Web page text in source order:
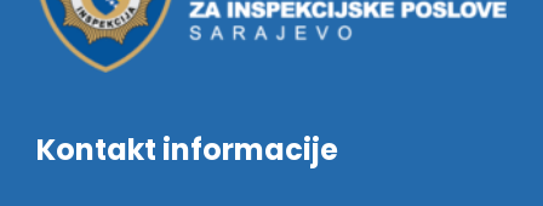
Kontakt informacije